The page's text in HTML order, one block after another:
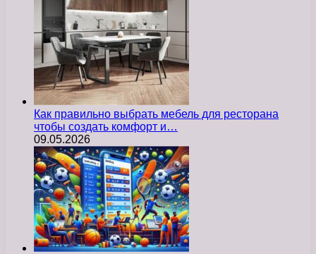
Как правильно выбрать мебель для ресторана
чтобы создать комфорт и…
09.05.2026